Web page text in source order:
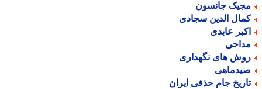
جانسون
الدین سجادی
عابدی
های نگهداری
جام حذفی ایران